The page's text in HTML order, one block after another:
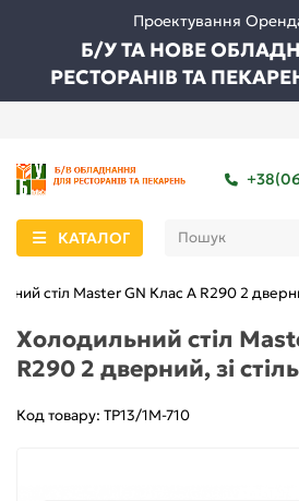
Проектування
Б/У ТА НОВЕ
РЕСТОРАНІВ ТА
КАТАЛОГ
стіл Master GN Клас A R290 2
Холодильний стіл
R290 2 дверний, зі
Код товару: TP13/1M-710